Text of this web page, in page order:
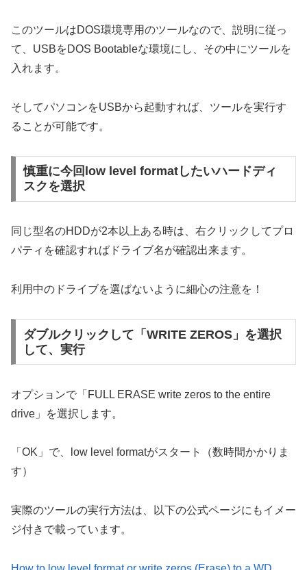
このツールはDOS環境専用のツールなので、説明に従っ
て、USBをDOS Bootableな環境にし、その中にツールを
入れます。
そしてパソコンをUSBから起動すれば、ツールを実行す
ることが可能です。
慎重に今回low level formatしたいハードディ
スクを選択
同じ型名のHDDが2本以上ある時は、右クリックしてプロ
パティを確認すればドライブ名が確認出来ます。
利用中のドライブを選ばないように細心の注意を！
ダブルクリックして「WRITE ZEROS」を選択
して、実行
オプションで「FULL ERASE write zeros to the entire
drive」を選択します。
「OK」で、low level formatがスタート（数時間かかりま
す）
実際のツールの実行方法は、以下の公式ページにもイメー
ジ付きで載っています。